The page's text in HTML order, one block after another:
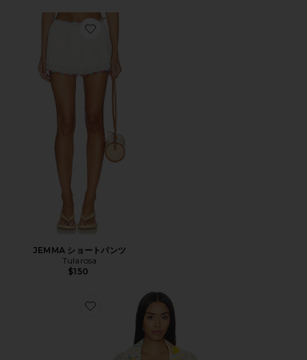
Favorite JEMMA ショートパンツ
JEMMA ショートパンツ
Tularosa
$150
Favorite LA MER シャツ